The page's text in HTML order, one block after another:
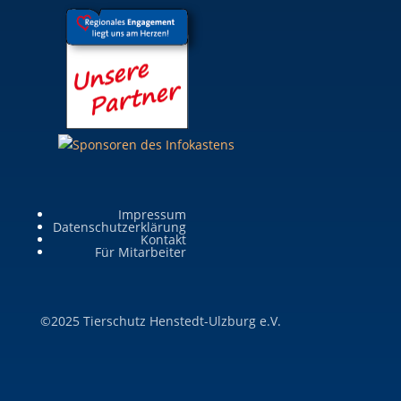
Impressum
Datenschutzerklärung
Kontakt
Für Mitarbeiter
©2025 Tierschutz Henstedt-Ulzburg e.V.